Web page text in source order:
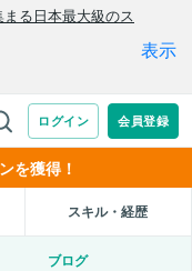
を獲得！
スキル・経歴
ブログ